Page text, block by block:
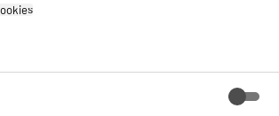
Palanca de cambios THRUSTMASTER TH8S